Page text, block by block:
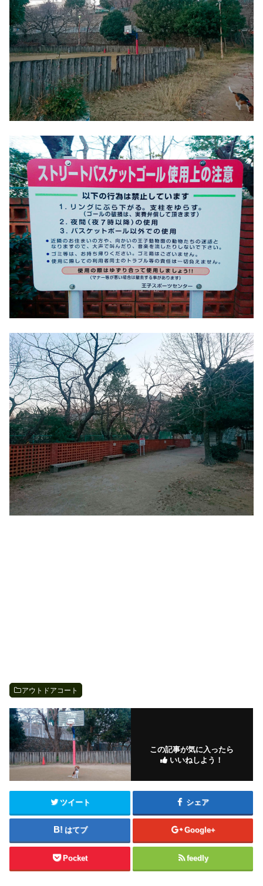
アウトドアコート
この記事が気に入ったら
いいねしよう！
ツイート シェア
はてブ Google+
Pocket feedly